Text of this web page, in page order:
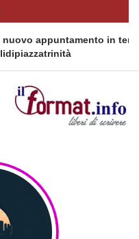
appuntamento in terra